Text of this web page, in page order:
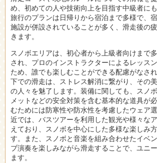
め、初めての人や技術向上を目指す中級者に
旅行のプランは日帰りから宿泊まで多様で、
施設が併設されていることが多く、滑走後の
きます。
スノボエリアは、初心者から上級者向けまで
され、プロのインストラクターによるレッス
ため、誰でも楽しむことができる配慮がなさ
下での滑走は、ストレス解消に繋がり、その
の人々を魅了します。装備に関しても、スノ
メットなどの安全対策を含む基本的な道具が
むためには防寒性や防水性を考慮したウェア
近では、バスツアーを利用した観光や様々な
えており、スノボを中心にした多様な楽しみ
す。また、スノボと音楽を組み合わせたイベ
ブ演奏を楽しみながら滑走することで、ユニ
ます。